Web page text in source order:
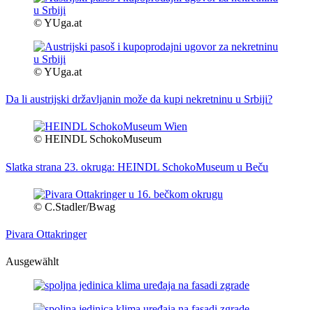
© YUga.at
© YUga.at
Da li austrijski državljanin može da kupi nekretninu u Srbiji?
© HEINDL SchokoMuseum
Slatka strana 23. okruga: HEINDL SchokoMuseum u Beču
© C.Stadler/Bwag
Pivara Ottakringer
Ausgewählt